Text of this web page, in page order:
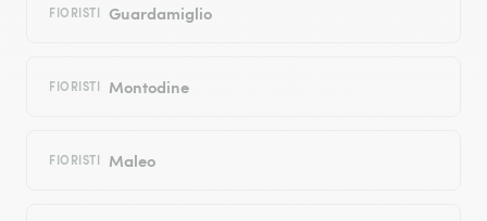
FIORISTI Guardamiglio
FIORISTI Montodine
FIORISTI Maleo